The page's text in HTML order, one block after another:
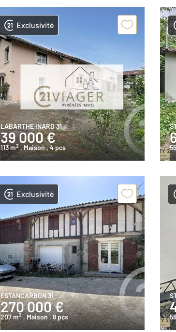
Exclusivité
LABARTHE INARD 31
39 000 €
113 m2 , Maison, 4 pcs
Exclusivité
ESTANCARBON 31
270 000 €
207 m2 , Maison, 8 pcs